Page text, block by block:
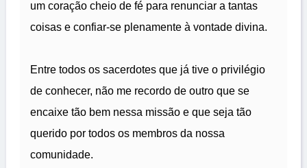
um coração cheio de fé para renunciar a tantas
coisas e confiar-se plenamente à vontade divina.
Entre todos os sacerdotes que já tive o privilégio
de conhecer, não me recordo de outro que se
encaixe tão bem nessa missão e que seja tão
querido por todos os membros da nossa
comunidade.